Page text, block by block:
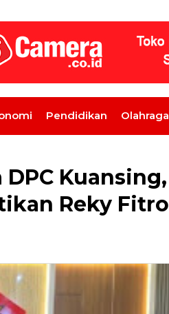
Pendidikan Olahraga
Kuansing,
Reky Fitro